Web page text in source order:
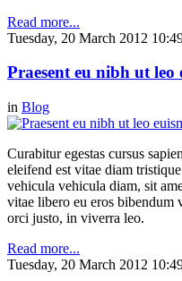
Read more...
Tuesday, 20 March 2012
Praesent eu nibh ut leo
in Blog
Curabitur egestas cursus
eleifend est vitae diam
vehicula vehicula diam, sit
vitae libero eu eros bibendum
orci justo, in viverra leo.
Read more...
Tuesday, 20 March 2012